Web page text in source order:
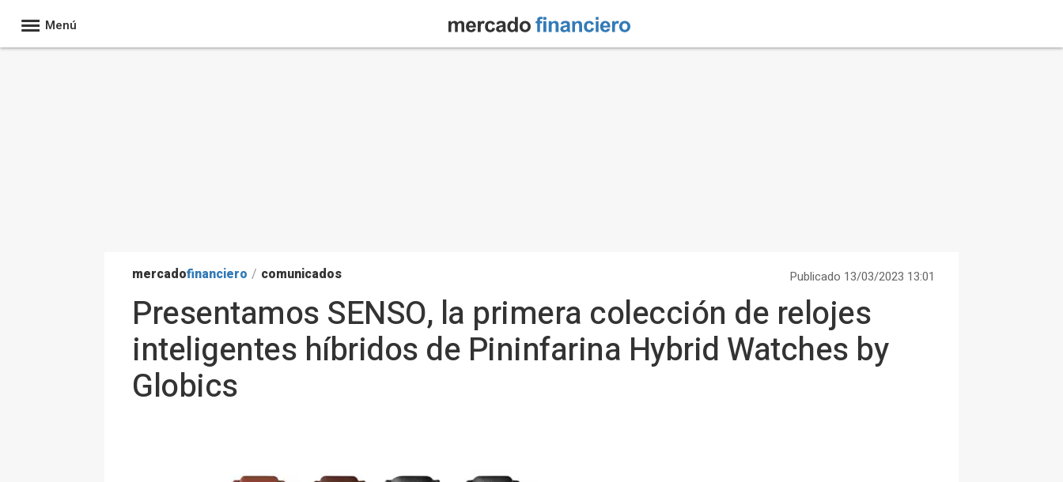
Menú
mercadofinanciero / comunicados Publicado 13/03/2023 13:01
Presentamos SENSO, la primera colección de relojes
inteligentes híbridos de Pininfarina Hybrid Watches by
Globics